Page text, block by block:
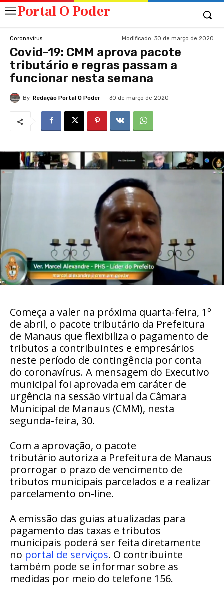
Portal O Poder
Coronavírus Modificado: 30 de março de 2020
Covid-19: CMM aprova pacote
tributário e regras passam a
funcionar nesta semana
By Redação Portal O Poder 30 de março de 2020
Começa a valer na próxima quarta-feira, 1º
de abril, o pacote tributário da Prefeitura
de Manaus que flexibiliza o pagamento de
tributos a contribuintes e empresários
neste período de contingência por conta
do coronavírus. A mensagem do Executivo
municipal foi aprovada em caráter de
urgência na sessão virtual da Câmara
Municipal de Manaus (CMM), nesta
segunda-feira, 30.
Com a aprovação, o pacote
tributário autoriza a Prefeitura de Manaus
prorrogar o prazo de vencimento de
tributos municipais parcelados e a realizar
parcelamento on-line.
A emissão das guias atualizadas para
pagamento das taxas e tributos
municipais poderá ser feita diretamente
no portal de serviços. O contribuinte
também pode se informar sobre as
medidas por meio do telefone 156.